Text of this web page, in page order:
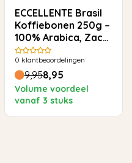
ECCELLENTE Brasil
Koffiebonen 250g –
100% Arabica, Zacht
& Rond
0 klantbeoordelingen
9,958,95
Volume voordeel
vanaf 3 stuks